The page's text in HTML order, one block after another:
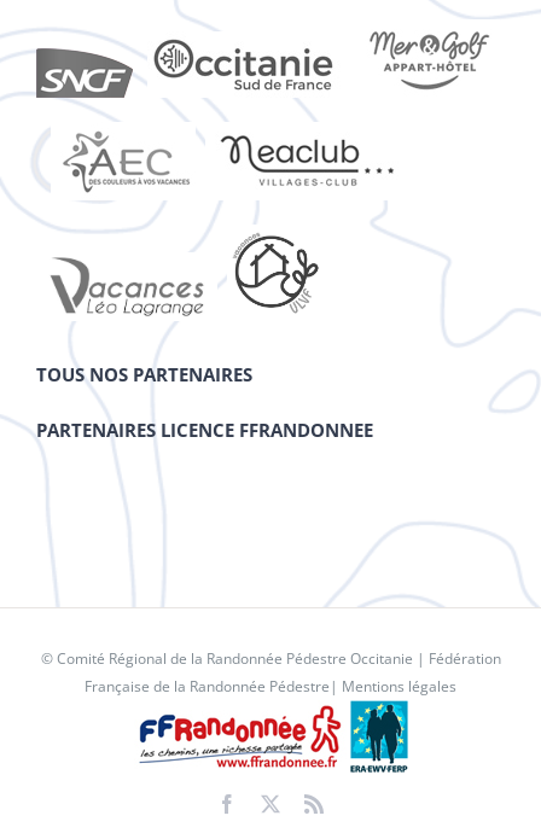
TOUS NOS PARTENAIRES
PARTENAIRES LICENCE FFRANDONNEE
© Comité Régional de la Randonnée Pédestre Occitanie | Fédération
Française de la Randonnée Pédestre | Mentions légales
Facebook